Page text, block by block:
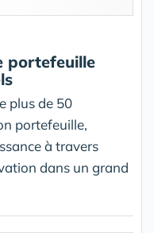
portefeuille
plus de 50
portefeuille,
à travers
dans un grand